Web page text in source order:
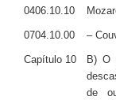
0406.10.10
0704.10.00 –
Capítulo 10
B) O
de